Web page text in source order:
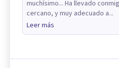
muchísimo... Ha llevado
cercano, y muy adecuado a...
Leer más